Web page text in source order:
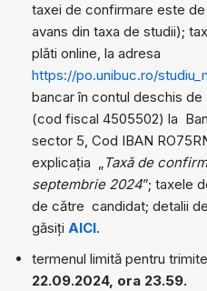
taxei de confirmare este de
avans din taxa de studii);
plăti online, la adresa
https://po.unibuc.ro/
bancar în contul deschis
(cod fiscal 4505502) la
sector 5, Cod IBAN
explicația „Taxă de
septembrie 2024”; taxele
de către candidat; detalii
găsiți AICI.
termenul limită pentru
22.09.2024, ora 23.59.